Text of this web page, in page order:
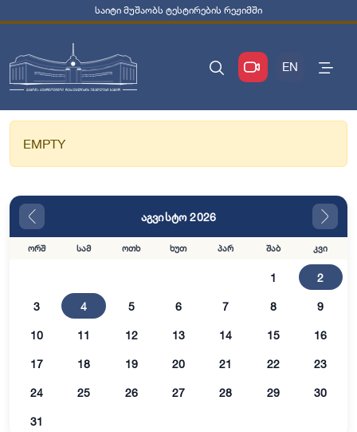
საიტი მუშაობს ტესტირების რეჟიმში
EN
EMPTY
აგვისტო 2026
ორშ სამ ოთხ ხუთ პარ შაბ კვი
1 2
3 4 5 6 7 8 9
10 11 12 13 14 15 16
17 18 19 20 21 22 23
24 25 26 27 28 29 30
31